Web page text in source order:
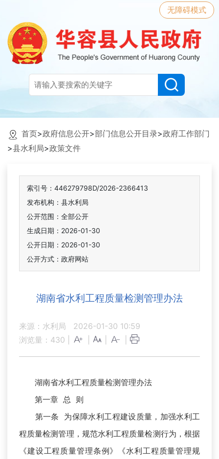
无障碍模式
首页>政府信息公开>部门信息公开目录>政府工作部门
>县水利局>政策文件
索引号：446279798D/2026-2366413
发布机构：县水利局
公开范围：全部公开
生成日期：2026-01-30
公开日期：2026-01-30
公开方式：政府网站
湖南省水利工程质量检测管理办法
来源：水利局
2026-01-30 10:59
浏览量： 430
湖南省水利工程质量检测管理办法
第一章 总 则
第一条 为保障水利工程建设质量，加强水利工
程质量检测管理，规范水利工程质量检测行为，根据
《建设工程质量管理条例》《水利工程质量管理规